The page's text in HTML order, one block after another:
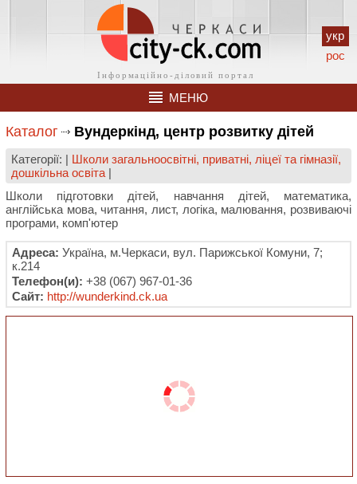
укр
рос
МЕНЮ
Каталог Вундеркінд, центр розвитку дітей
Категорії: | Школи загальноосвітні, приватні, ліцеї та гімназії,
дошкільна освіта |
Школи підготовки дітей, навчання дітей, математика,
англійська мова, читання, лист, логіка, малювання, розвиваючі
програми, комп'ютер
Адреса: Україна, м.Черкаси, вул. Парижської Комуни, 7;
к.214
Телефон(и): +38 (067) 967-01-36
Сайт: http://wunderkind.ck.ua